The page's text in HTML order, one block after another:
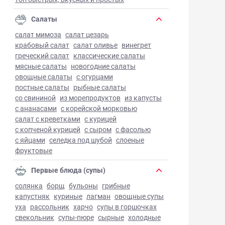
Салаты
салат мимоза салат цезарь
крабовый салат салат оливье винегрет
греческий салат классические салаты
мясные салаты новогодние салаты
овощные салаты с огурцами
постные салаты рыбные салаты
со свининой из морепродуктов из капусты
с ананасами с корейской морковью
салат с креветками с курицей
с копченой курицей с сыром с фасолью
с яйцами селедка под шубой слоеные
фруктовые
Первые блюда (супы)
солянка борщ бульоны грибные
капустняк куриные лагман овощные супы
уха рассольник харчо супы в горшочках
свекольник супы-пюре сырные холодные